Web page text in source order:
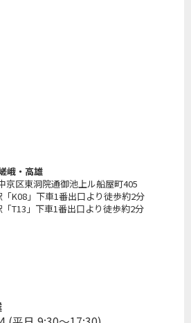
峨・高雄
京区東洞院通御池上ル船屋町405
K08」下車1番出口より徒歩約2分
T13」下車1番出口より徒歩約2分